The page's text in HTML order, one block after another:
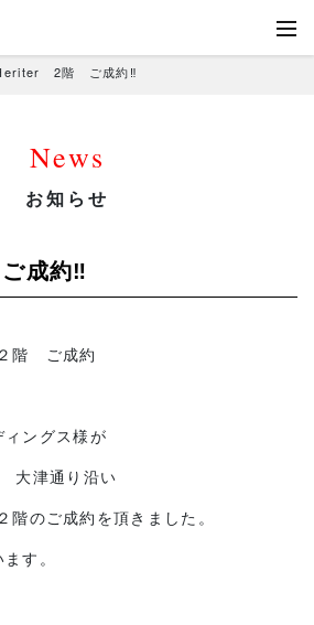
2階 ご成約‼
News
お知らせ
成約‼
階 ご成約
ングス様が
大津通り沿い
のご成約を頂きました。
す。